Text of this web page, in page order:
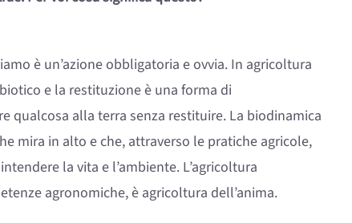
è un’azione obbligatoria e ovvia. In agricoltura
e la restituzione è una forma di
qualcosa alla terra senza restituire. La biodinamica
mira in alto e che, attraverso le pratiche agricole,
la vita e l’ambiente. L’agricoltura
agronomiche, è agricoltura dell’anima.